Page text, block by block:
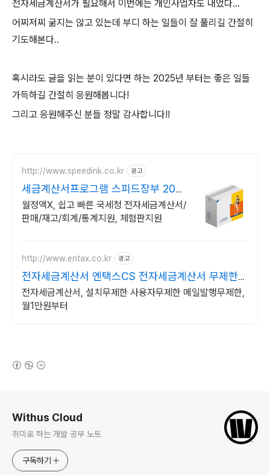
전자세금계산서가 필요해서 이번에는 개인사업자도 내었다...
어찌저찌 굶지는 않고 있는데 부디 하는 일들이 잘 풀리길 간절히
기도해본다..
혹시라도 글을 읽는 분이 있다면 하는 2025년 부터는 좋은 일들
가득하길 간절히 응원해봅니다!
그리고 응원해주신 분들 정말 감사합니다!!
http://www.speedink.co.kr 광고
세금계산서프로그램 스피드장부 20년
간 수많은 고객의 선택
월정액X, 쉽고 빠른 국세청 전자세금계산서/
판매/재고/회계/통계지원, 체험판지원
http://www.entax.co.kr 광고
전자세금계산서 엔택스CS 전자세금계산서 무제한무
료발행
전자세금계산서, 설치무제한 사용자무제한 메일발행무제한,
월1만원부터
Withus Cloud
취미로 하는 개발 공부 노트
구독하기